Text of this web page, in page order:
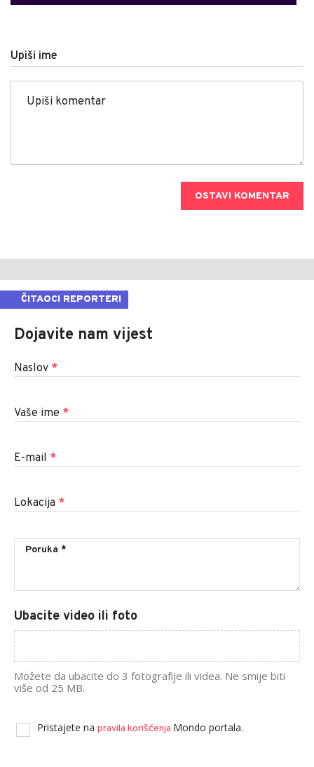
Upiši ime
OSTAVI KOMENTAR
ČITAOCI REPORTERI
Dojavite nam vijest
Naslov *
Vaše ime *
E-mail *
Lokacija *
Ubacite video ili foto
Možete da ubacite do 3 fotografije ili videa. Ne smije biti
više od 25 MB.
Pristajete na pravila korišćenja Mondo portala.